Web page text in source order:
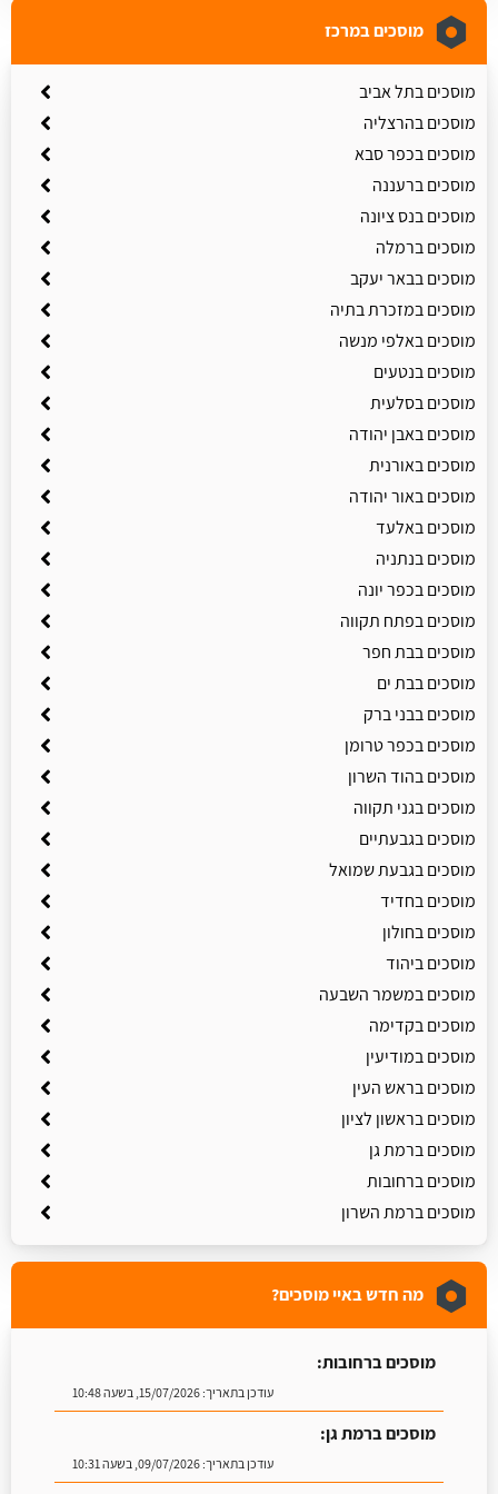
מוסכים במרכז
מוסכים בתל אביב
מוסכים בהרצליה
מוסכים בכפר סבא
מוסכים ברעננה
מוסכים בנס ציונה
מוסכים ברמלה
מוסכים בבאר יעקב
מוסכים במזכרת בתיה
מוסכים באלפי מנשה
מוסכים בנטעים
מוסכים בסלעית
מוסכים באבן יהודה
מוסכים באורנית
מוסכים באור יהודה
מוסכים באלעד
מוסכים בנתניה
מוסכים בכפר יונה
מוסכים בפתח תקווה
מוסכים בבת חפר
מוסכים בבת ים
מוסכים בבני ברק
מוסכים בכפר טרומן
מוסכים בהוד השרון
מוסכים בגני תקווה
מוסכים בגבעתיים
מוסכים בגבעת שמואל
מוסכים בחדיד
מוסכים בחולון
מוסכים ביהוד
מוסכים במשמר השבעה
מוסכים בקדימה
מוסכים במודיעין
מוסכים בראש העין
מוסכים בראשון לציון
מוסכים ברמת גן
מוסכים ברחובות
מוסכים ברמת השרון
מה חדש באיי מוסכים?
מוסכים ברחובות:
עודכן בתאריך:09/07/2026, בשעה 10:31
עודכן בתאריך:09/07/2026, בשעה 10:27